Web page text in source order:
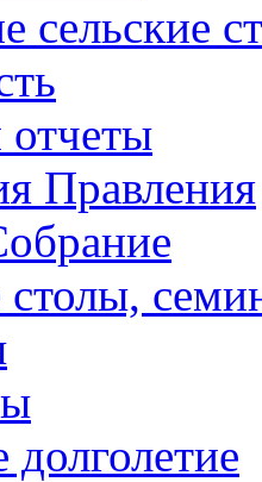
сельские
Правления
долголетие